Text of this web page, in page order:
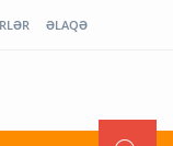
ƏLAQƏ